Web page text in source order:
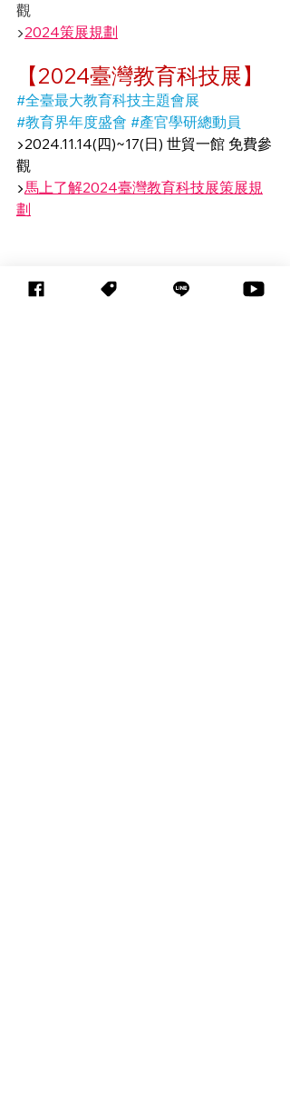
觀
▶2024策展規劃
【2024臺灣教育科技展】
#全臺最大教育科技主題會展
#教育界年度盛會 #產官學研總動員
▶2024.11.14(四)~17(日) 世貿一館 免費參
觀
▶馬上了解2024臺灣教育科技展策展規
劃
EdTech系列活動